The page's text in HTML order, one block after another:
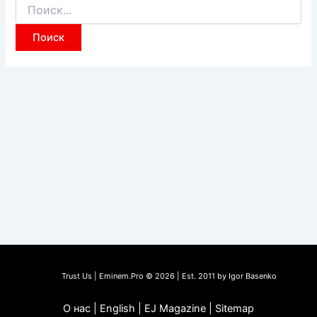
Trust Us | Eminem.Pro © 2026 | Est. 2011 by Igor Basenko
О нас | English | EJ Magazine | Sitemap